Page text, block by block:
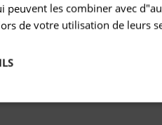
peuvent les combiner avec
de votre utilisation de leurs